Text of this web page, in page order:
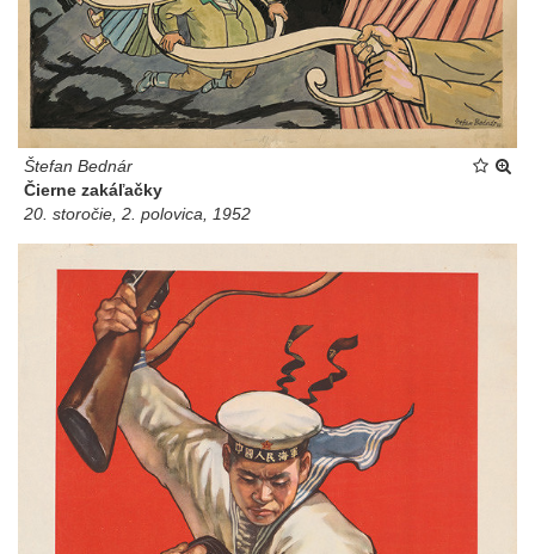
Štefan Bednár
Čierne zakáľačky
20. storočie, 2. polovica, 1952